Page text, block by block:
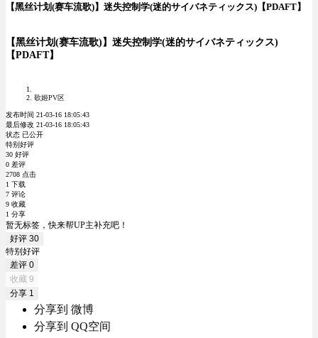
【黑丝计划(赛车流歌)】迷失控制学(迷的サイバネティックス)【PDAFT】
【黑丝计划(赛车流歌)】迷失控制学(迷的サイバネティックス)
【PDAFT】
歌姬PV区
发布时间 21-03-16 18:05:43
最后修改 21-03-16 18:05:43
状态 已公开
特别好评
30 好评
0 差评
2708 点击
1 下载
7 评论
9 收藏
1 分享
暂无标签，快来帮UP主补充吧！
好评 30
特别好评
差评 0
收藏 9
分享 1
分享到 微博
分享到 QQ空间